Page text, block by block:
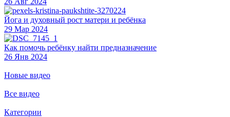
Йога и духовный рост матери и ребёнка
29 Мар 2024
Как помочь ребёнку найти предназначение
26 Янв 2024
Новые видео
Все видео
Категории